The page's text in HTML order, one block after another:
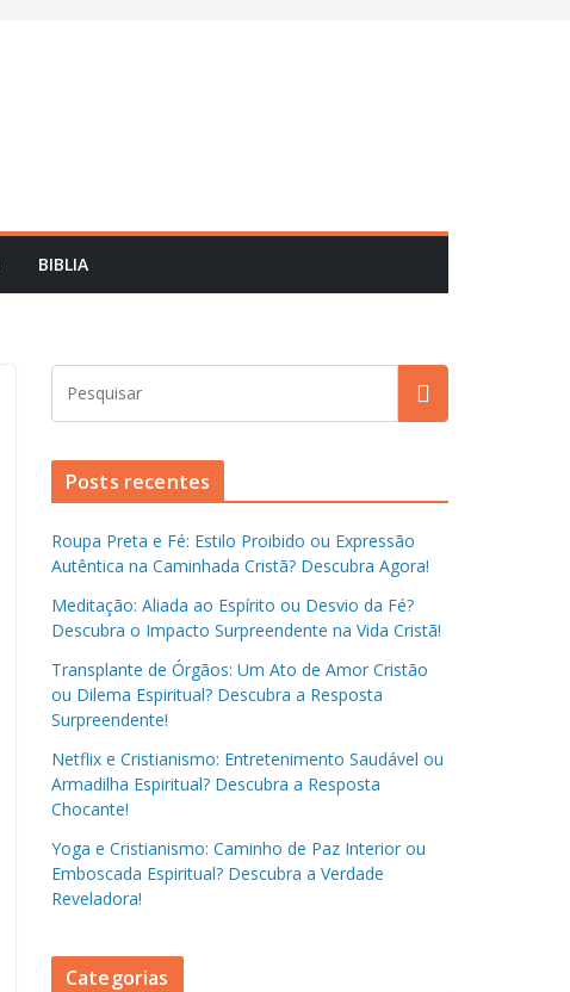
BIBLIA
Posts recentes
Roupa Preta e Fé: Estilo Proibido ou Expressão
Autêntica na Caminhada Cristã? Descubra Agora!
Meditação: Aliada ao Espírito ou Desvio da Fé?
Descubra o Impacto Surpreendente na Vida Cristã!
Transplante de Órgãos: Um Ato de Amor Cristão
ou Dilema Espiritual? Descubra a Resposta
Surpreendente!
Netflix e Cristianismo: Entretenimento Saudável ou
Armadilha Espiritual? Descubra a Resposta
Chocante!
Yoga e Cristianismo: Caminho de Paz Interior ou
Emboscada Espiritual? Descubra a Verdade
Reveladora!
Categorias